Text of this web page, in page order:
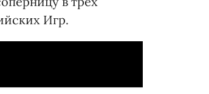
Игр.